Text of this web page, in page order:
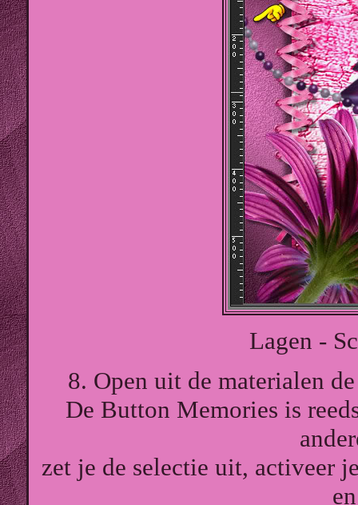
Lagen -
8. Open uit de materialen
De Button Memories is
zet je de selectie uit, activeer